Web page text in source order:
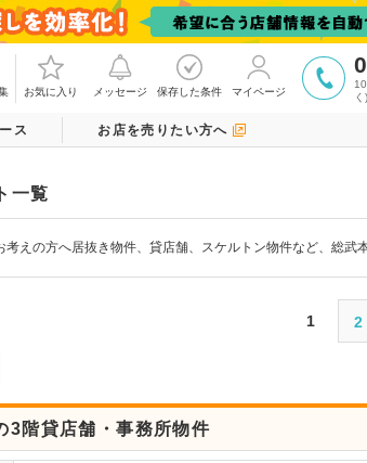
お気に入り メッセージ 保存した条件 マイページ
く)
ス お店を売りたい方へ
一覧
えの方へ居抜き物件、貸店舗、スケルトン物件など、総武
1 2
3階貸店舗・事務所物件